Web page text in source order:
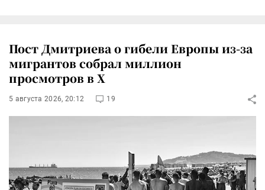
Пост Дмитриева о гибели Европы из-за
мигрантов собрал миллион
просмотров в X
5 августа 2026, 20:12 19